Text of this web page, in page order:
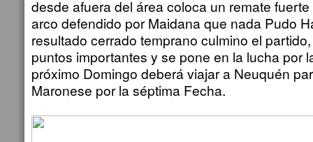
desde afuera del área coloca un remate
arco defendido por Maidana que nada Pudo
resultado cerrado temprano culmino el
puntos importantes y se pone en la lucha por
próximo Domingo deberá viajar a Neuquén
Maronese por la séptima Fecha.